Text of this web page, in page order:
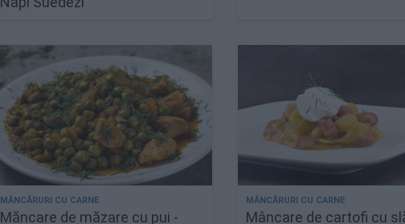
Măncare de măzare cu pui - Mâncare de cartofi cu